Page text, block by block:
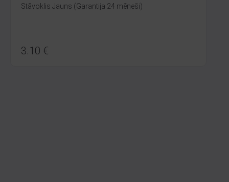
Stāvoklis Jauns (Garantija 24 mēneši)
3.10 €